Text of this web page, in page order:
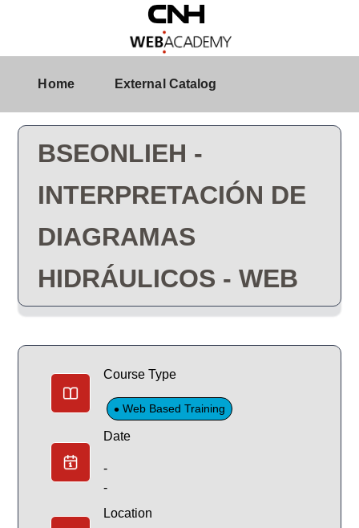
Home External Catalog
BSEONLIEH -
INTERPRETACIÓN DE
DIAGRAMAS
HIDRÁULICOS - WEB
Course Type
Web Based Training
Date
-
-
Location